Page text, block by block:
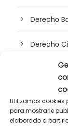
Utilizamos cookies
para mostrarle
elaborado a partir
Derecho
Derecho
Derecho
Derecho
Derecho